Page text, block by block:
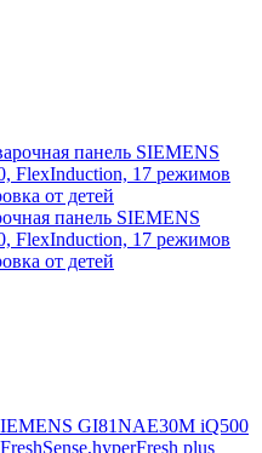
панель SIEMENS
FlexInduction, 17 режимов
от детей